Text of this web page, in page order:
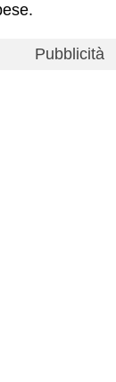
Pubblicità